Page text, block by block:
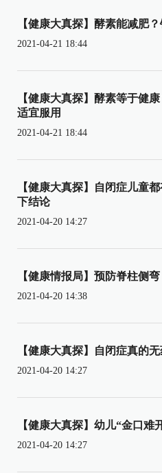
【健康大真探】酵素能减肥
2021-04-21 18:44
【健康大真探】酵素等于健
适宜服用
2021-04-21 18:44
【健康大真探】自闭症儿童
下结论
2021-04-20 14:27
【健康情报局】预防脊柱侧
2021-04-20 14:38
【健康大真探】自闭症真的
2021-04-20 14:27
【健康大真探】幼儿“金口难
2021-04-20 14:27